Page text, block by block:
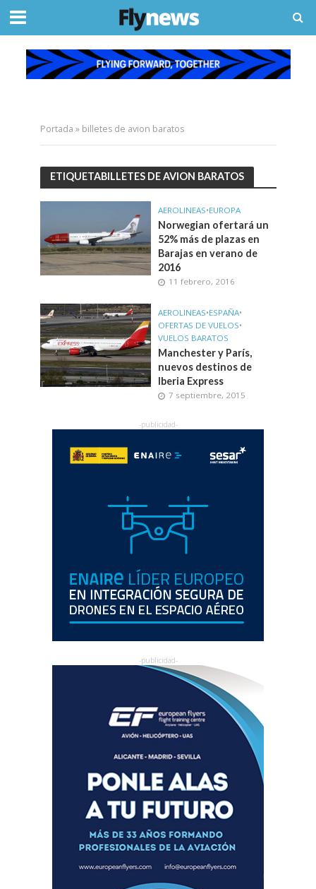
Portada » billetes de avion baratos
ETIQUETABILLETES DE AVION BARATOS
AEROLINEAS•EUROPA
Norwegian ofertará un
52% más de plazas en
Barajas en verano de
2016
11 febrero, 2016
AEROLINEAS•ESPAÑA•
OFERTAS DE VUELOS•
VUELOS BARATOS
Manchester y París,
nuevos destinos de
Iberia Express
7 septiembre, 2015